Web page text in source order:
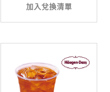
加入兌換清單